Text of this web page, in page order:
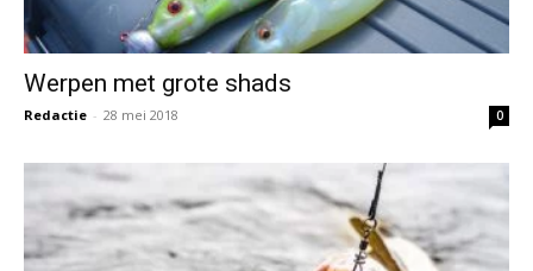
Werpen met grote shads
Redactie - 28 mei 2018 0